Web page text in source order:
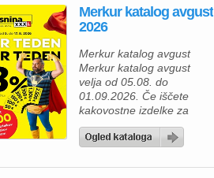
pijače, izdelke za dom in
gospodinjstvo ter
različna opravila. Za hiter
zajtrk ali malico lahko
izberete piščančje
hrenovke 200 […]
Merkur katalog avgust
2026
Merkur katalog avgust
Merkur katalog avgust
velja od 05.08. do
01.09.2026. Če iščete
kakovostne izdelke za
dom, vrt in delavnico, vas
bo aktualna ponudba iz
navdušila. Izkoristite